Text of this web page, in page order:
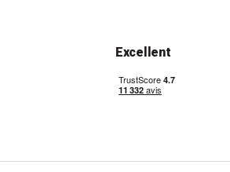
Excellent